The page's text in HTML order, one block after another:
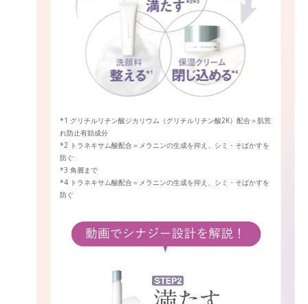
*1 グリチルリチン酸ジカリウム（グリチルリチン酸2K）配合＝肌荒
れ防止有効成分
*2 トラネキサム酸配合＝メラニンの生成を抑え、シミ・そばかすを
防ぐ
*3 角層まで
*4 トラネキサム酸配合＝メラニンの生成を抑え、シミ・そばかすを
防ぐ